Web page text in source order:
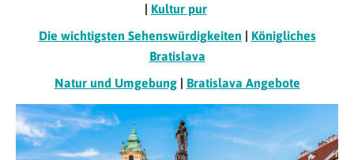
| Kultur pur
Die wichtigsten Sehenswürdigkeiten | Königliches
Bratislava
Natur und Umgebung| Bratislava Angebote